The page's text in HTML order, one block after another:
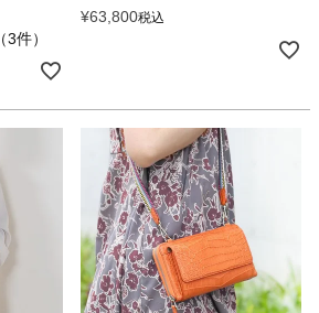
（3件）
¥63,800税込